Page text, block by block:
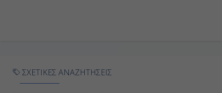
ΣΧΕΤΙΚΕΣ ΑΝΑΖΗΤΗΣΕΙΣ